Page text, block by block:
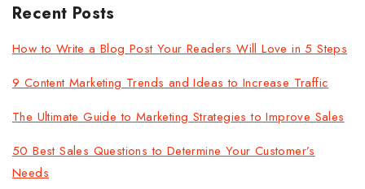
Recent Posts
How to Write a Blog Post Your Readers Will Love in 5 Steps
9 Content Marketing Trends and Ideas to Increase Traffic
The Ultimate Guide to Marketing Strategies to Improve Sales
50 Best Sales Questions to Determine Your Customer’s
Needs